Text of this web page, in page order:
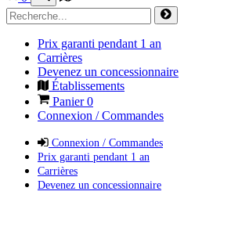
Prix garanti pendant 1 an
Carrières
Devenez un concessionnaire
Établissements
Panier0
Connexion / Commandes
Connexion / Commandes
Prix garanti pendant 1 an
Carrières
Devenez un concessionnaire